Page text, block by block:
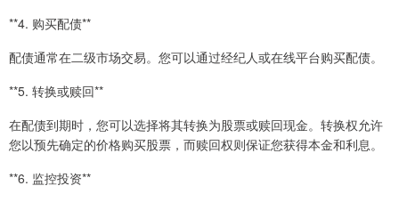
**4. 购买配债**
配债通常在二级市场交易。您可以通过经纪人或在线平台购买配债。
**5. 转换或赎回**
在配债到期时，您可以选择将其转换为股票或赎回现金。转换权允许
您以预先确定的价格购买股票，而赎回权则保证您获得本金和利息。
**6. 监控投资**